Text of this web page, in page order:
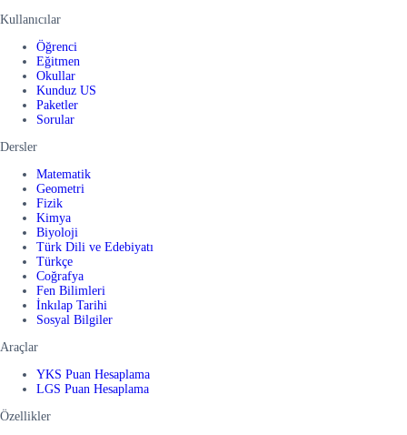
Kullanıcılar
Öğrenci
Eğitmen
Okullar
Kunduz US
Paketler
Sorular
Dersler
Matematik
Geometri
Fizik
Kimya
Biyoloji
Türk Dili ve Edebiyatı
Türkçe
Coğrafya
Fen Bilimleri
İnkılap Tarihi
Sosyal Bilgiler
Araçlar
YKS Puan Hesaplama
LGS Puan Hesaplama
Özellikler